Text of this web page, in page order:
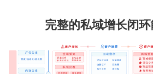
完整的私域增长闭环